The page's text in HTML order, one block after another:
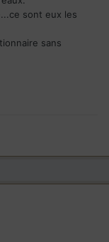
sont eux les
sans